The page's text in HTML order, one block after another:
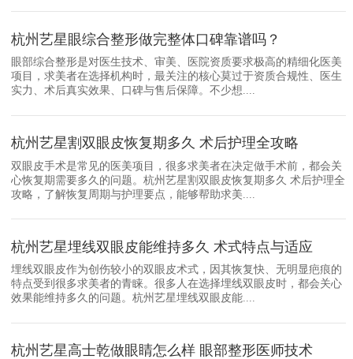
杭州艺星眼综合整形做完整体口碑靠谱吗？
眼部综合整形是对医生技术、审美、医院资质要求极高的精细化医美
项目，求美者在选择机构时，最关注的核心莫过于资质合规性、医生
实力、术后真实效果、口碑与售后保障。不少想....
杭州艺星割双眼皮恢复期多久 术后护理全攻略
双眼皮手术是常见的医美项目，很多求美者在决定做手术前，都会关
心恢复期需要多久的问题。杭州艺星割双眼皮恢复期多久 术后护理全
攻略，了解恢复周期与护理要点，能够帮助求美....
杭州艺星埋线双眼皮能维持多久 术式特点与适应
埋线双眼皮作为创伤较小的双眼皮术式，因其恢复快、无明显疤痕的
特点受到很多求美者的青睐。很多人在选择埋线双眼皮时，都会关心
效果能维持多久的问题。杭州艺星埋线双眼皮能....
杭州艺星高士乾做眼睛怎么样 眼部整形医师技术